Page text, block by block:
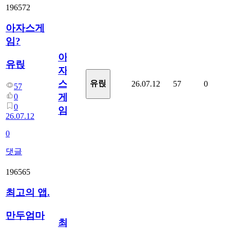
196572
아자스게
임?
유릱
57
0
0
26.07.12
0
댓글
아
자
스
게
임?
유릱 26.07.12 57 0
196565
최고의 앱.
만두엄마
최